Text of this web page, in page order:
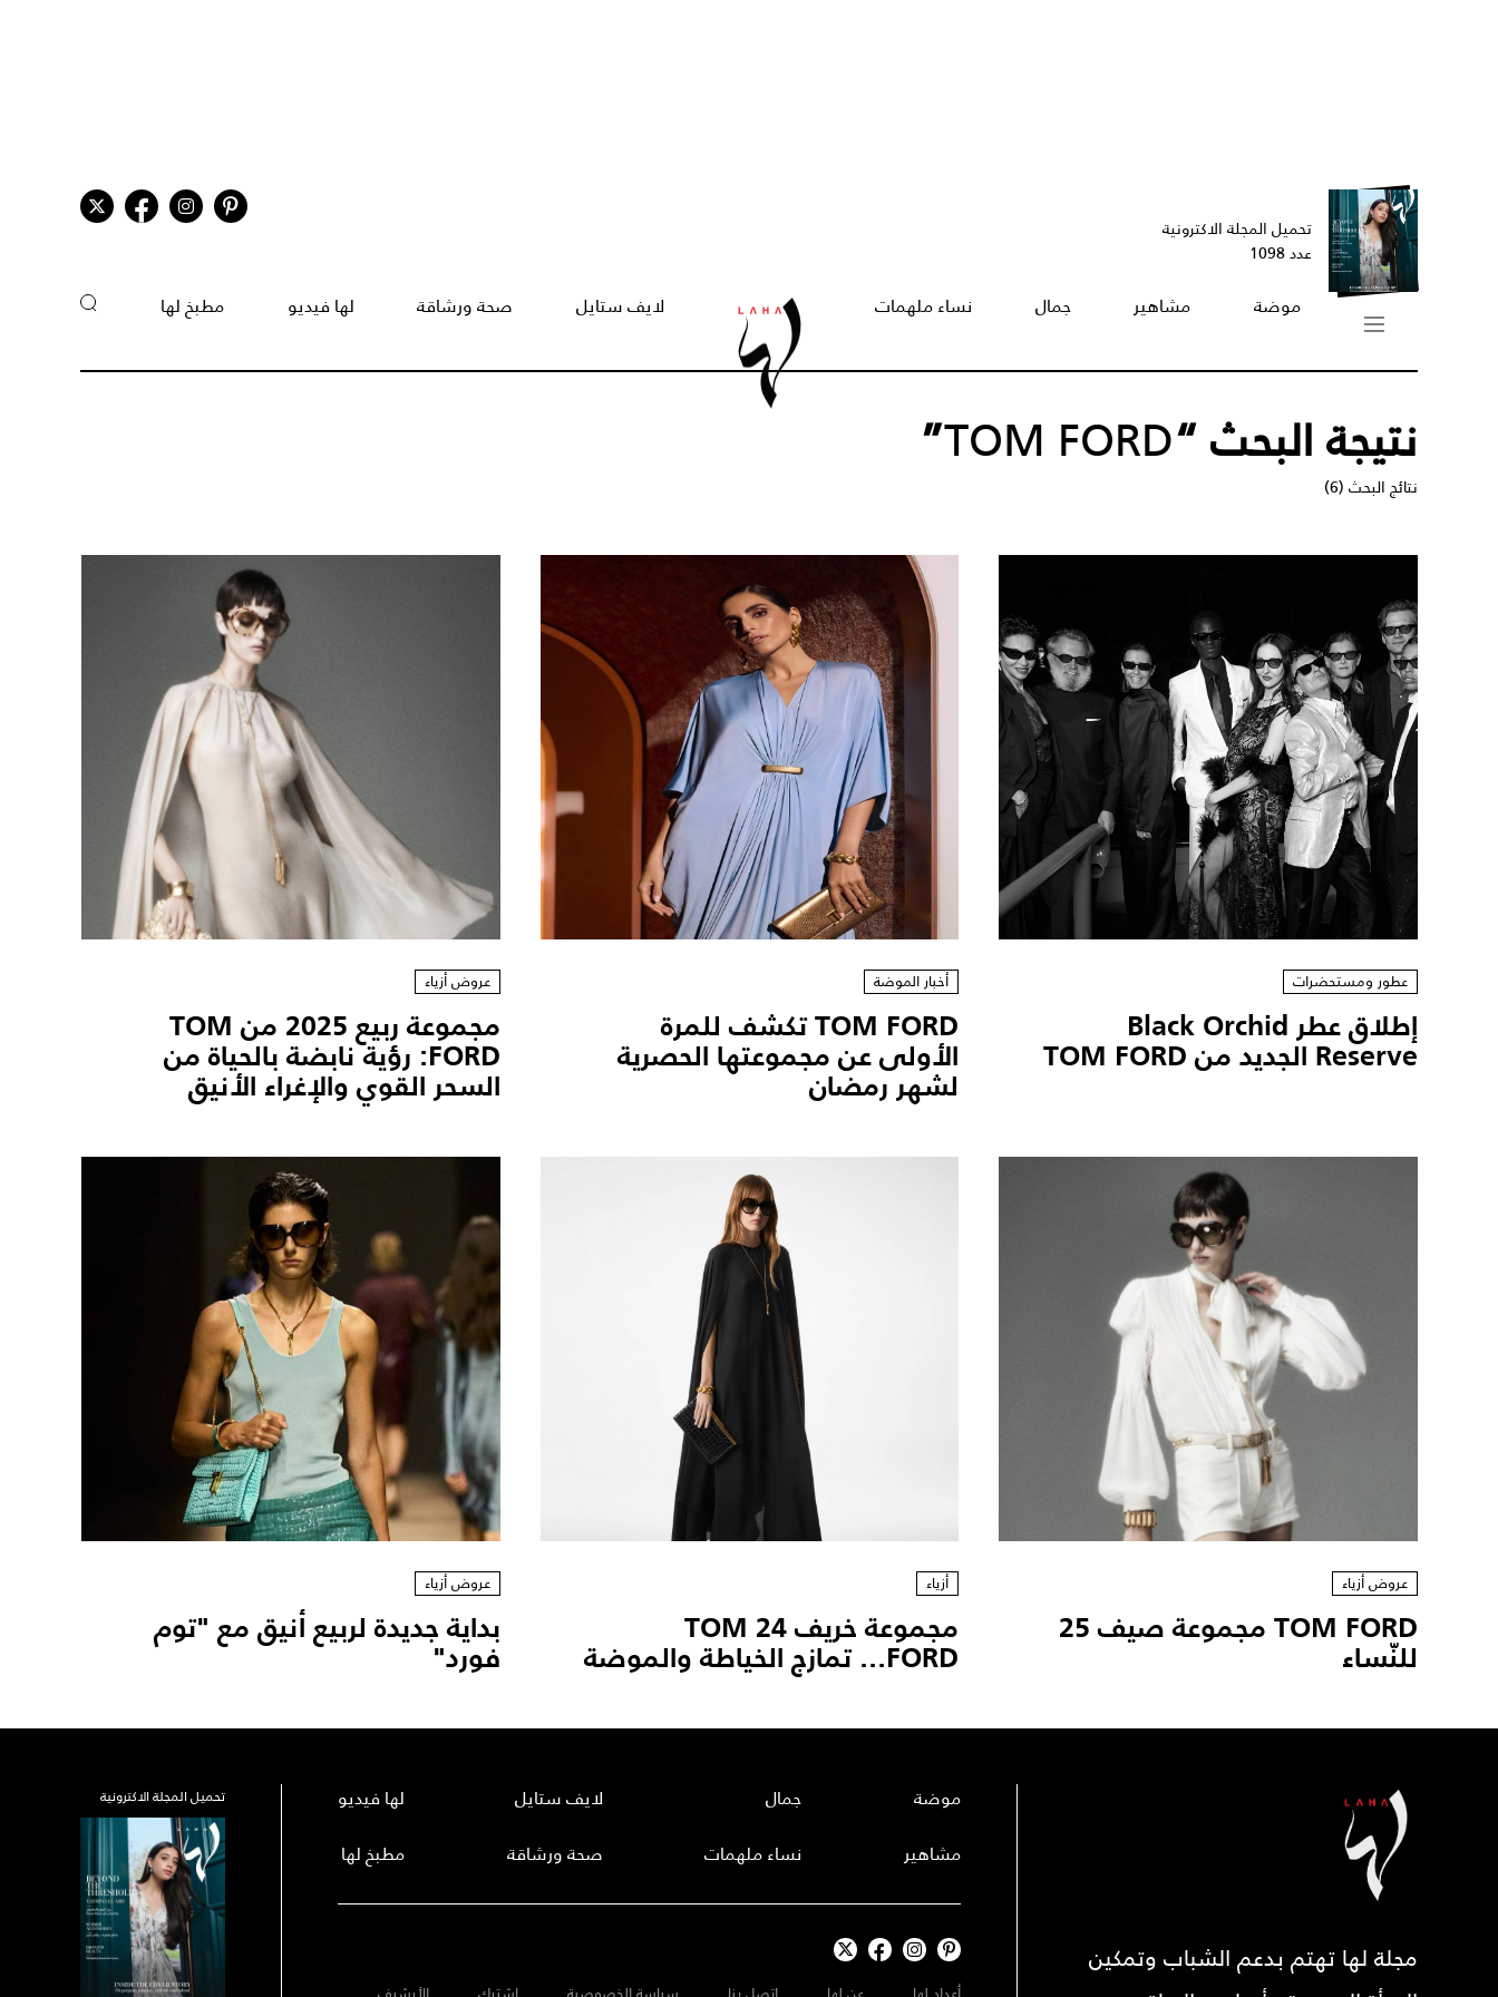
تحميل المجلة الاكترونية
عدد 1098
موضة مشاهير جمال نساء ملهمات لايف ستايل صحة ورشاقة لها فيديو مطبخ لها
نتيجة البحث “TOM FORD
”
نتائج البحث (6)
عطور ومستحضرات
إطلاق عطر Black Orchid
Reserve الجديد من TOM FORD
أخبار الموضة
TOM FORD تكشف للمرة
الأولى عن مجموعتها الحصرية
لشهر رمضان
عروض أزياء
مجموعة ربيع 2025 من TOM
FORD: رؤية نابضة بالحياة من
السحر القوي والإغراء الأنيق
عروض أزياء
TOM FORD مجموعة صيف 25
للنّساء
أزياء
مجموعة خريف 24 TOM
FORD... تمازج الخياطة والموضة
عروض أزياء
بداية جديدة لربيع أنيق مع "توم
فورد"
مجلة لها تهتم بدعم الشباب وتمكين
موضة
مشاهير
جمال
نساء ملهمات
لايف ستايل
صحة ورشاقة
لها فيديو
مطبخ لها
تحميل المجلة الاكترونية